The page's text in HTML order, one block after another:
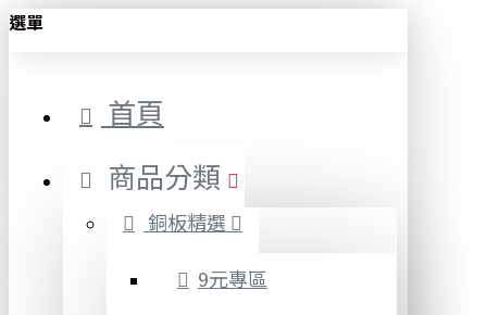
選單
首頁
商品分類
銅板精選
9元專區